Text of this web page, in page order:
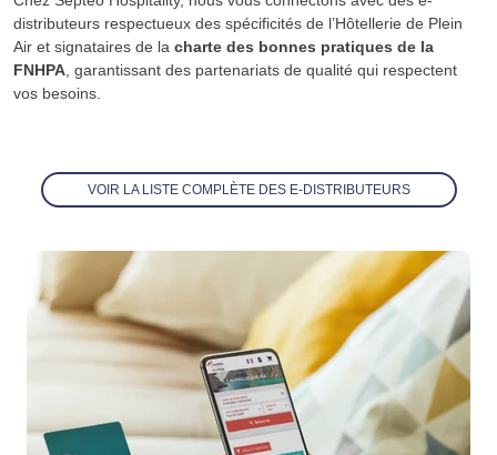
distributeurs respectueux des spécificités de l’Hôtellerie de Plein
Air et signataires de la charte des bonnes pratiques de la
FNHPA, garantissant des partenariats de qualité qui respectent
vos besoins.
VOIR LA LISTE COMPLÈTE DES E-DISTRIBUTEURS